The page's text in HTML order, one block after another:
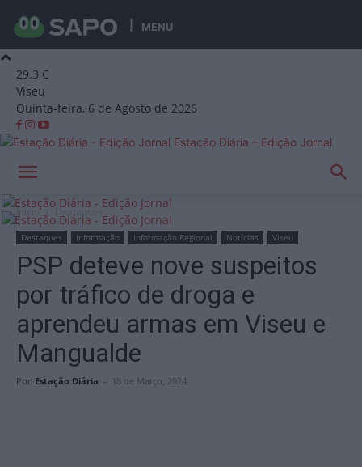
MENU
29.3 C
Viseu
Quinta-feira, 6 de Agosto de 2026
Estação Diária – Edição Jornal
Início Destaques
Destaques Informação Informação Regional Notícias Viseu
PSP deteve nove suspeitos
por tráfico de droga e
aprendeu armas em Viseu e
Mangualde
Por Estação Diária - 18 de Março, 2024